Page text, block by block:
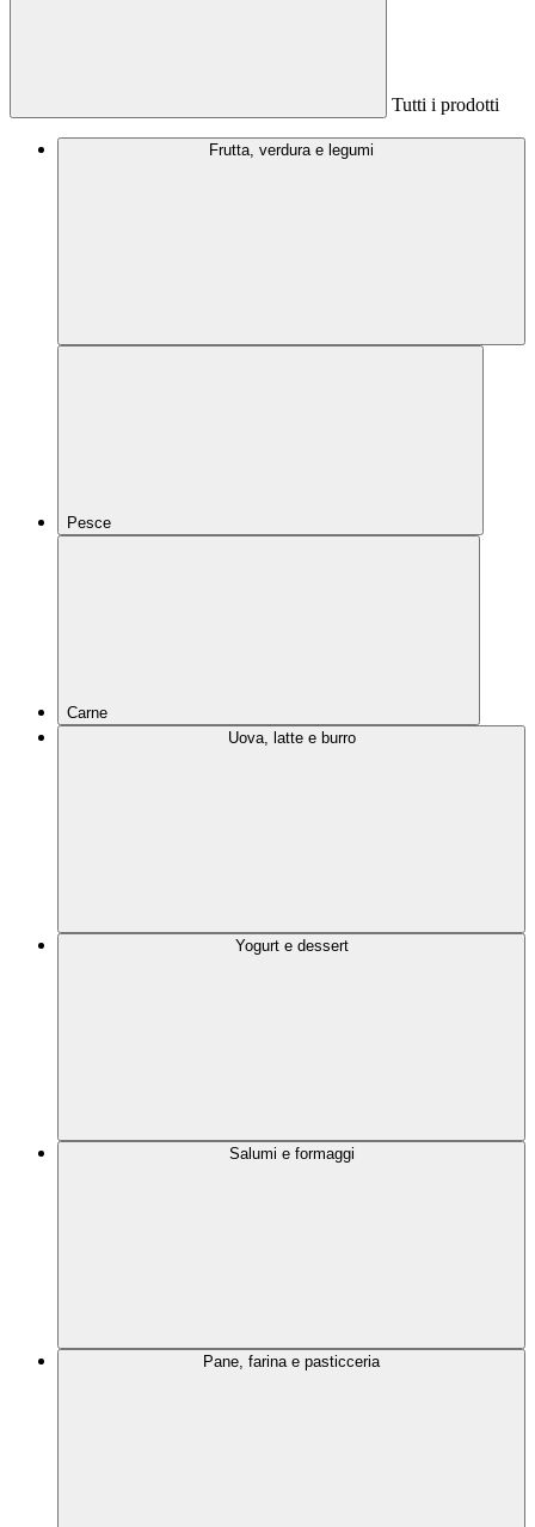
Tutti i prodotti
Frutta, verdura e legumi
Pesce
Carne
Uova, latte e burro
Yogurt e dessert
Salumi e formaggi
Pane, farina e pasticceria